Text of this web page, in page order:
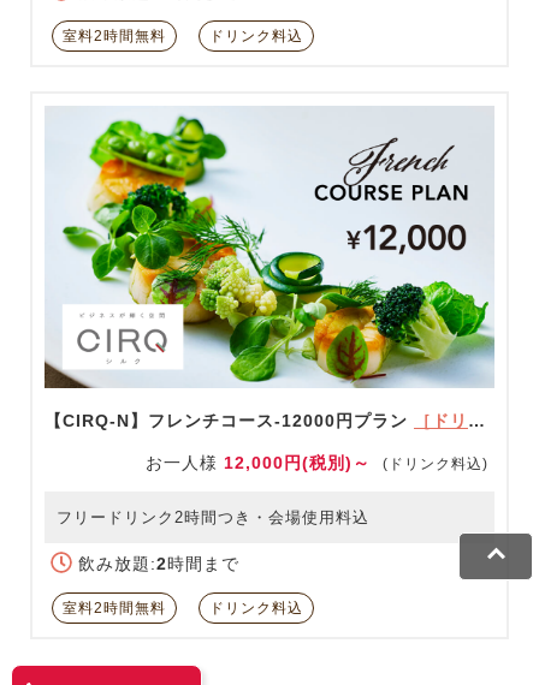
室料2時間無料 ドリンク料込
【CIRQ-N】フレンチコース-12000円プラン ［ドリンク充実！］
お一人様 12,000円(税別)～ (ドリンク料込)
フリードリンク2時間つき・会場使用料込
飲み放題:2時間まで
室料2時間無料 ドリンク料込